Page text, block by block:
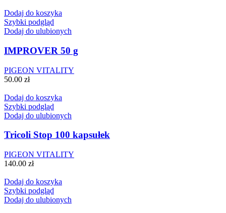
Dodaj do koszyka
Szybki podgląd
Dodaj do ulubionych
IMPROVER 50 g
PIGEON VITALITY
50.00 zł
Dodaj do koszyka
Szybki podgląd
Dodaj do ulubionych
Tricoli Stop 100 kapsułek
PIGEON VITALITY
140.00 zł
Dodaj do koszyka
Szybki podgląd
Dodaj do ulubionych